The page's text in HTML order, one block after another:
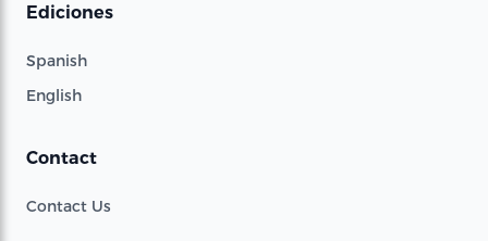
Ediciones
Spanish
English
Contact
Contact Us